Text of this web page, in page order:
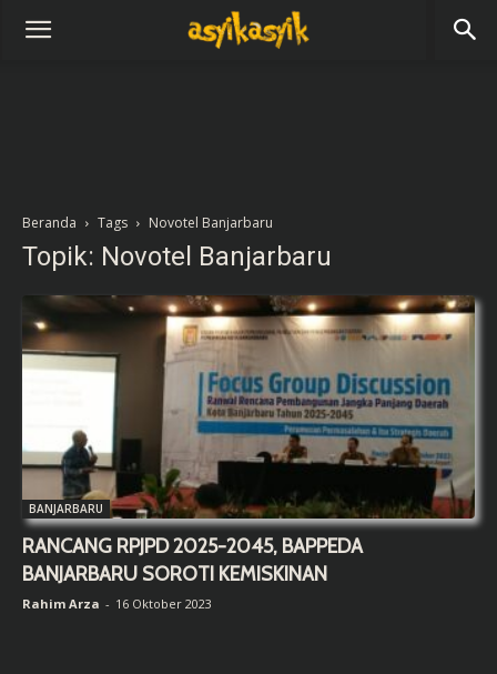
Beranda Tags Novotel Banjarbaru
Topik: Novotel Banjarbaru
BANJARBARU
RANCANG RPJPD 2025-2045, BAPPEDA
BANJARBARU SOROTI KEMISKINAN
Rahim Arza - 16 Oktober 2023